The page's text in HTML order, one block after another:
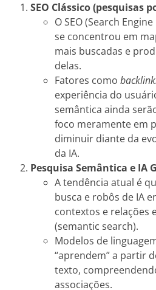
SEO Clássico (pesquisas
O SEO (Search
se concentrou em
mais buscadas e
delas.
Fatores como
experiência do
semântica ainda
foco meramente em
diminuir diante da
da IA.
Pesquisa Semântica e IA
A tendência atual é
busca e robôs de IA
contextos e relações
(semantic search).
Modelos de
“aprendem” a partir
texto,
associações.